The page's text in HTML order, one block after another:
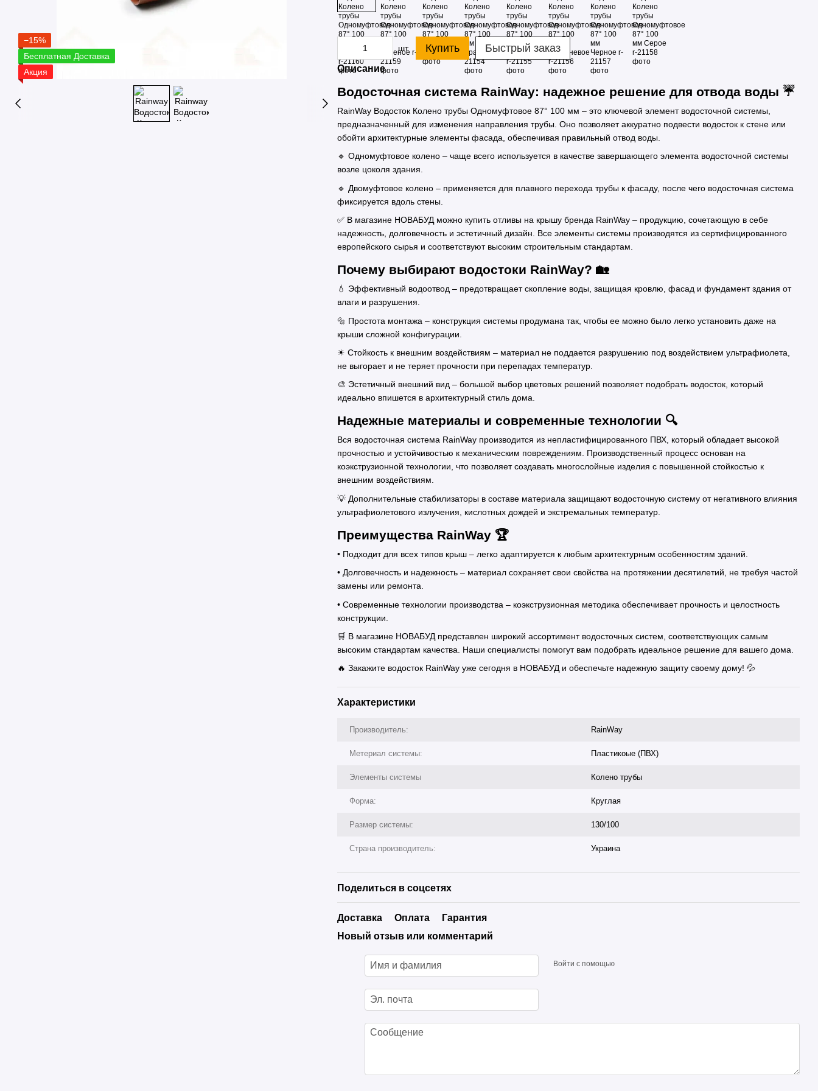
−15%
Бесплатная Доставка
Акция
шт. Купить Быстрый заказ
Описание
Водосточная система RainWay: надежное решение для отвода воды ☔
RainWay Водосток Колено трубы Одномуфтовое 87° 100 мм – это ключевой элемент водосточной системы,
предназначенный для изменения направления трубы. Оно позволяет аккуратно подвести водосток к стене или
обойти архитектурные элементы фасада, обеспечивая правильный отвод воды.
🔹 Одномуфтовое колено – чаще всего используется в качестве завершающего элемента водосточной системы
возле цоколя здания.
🔹 Двомуфтовое колено – применяется для плавного перехода трубы к фасаду, после чего водосточная система
фиксируется вдоль стены.
✅ В магазине НОВАБУД можно купить отливы на крышу бренда RainWay – продукцию, сочетающую в себе
надежность, долговечность и эстетичный дизайн. Все элементы системы производятся из сертифицированного
европейского сырья и соответствуют высоким строительным стандартам.
Почему выбирают водостоки RainWay? 🏡
💧 Эффективный водоотвод – предотвращает скопление воды, защищая кровлю, фасад и фундамент здания от
влаги и разрушения.
🔩 Простота монтажа – конструкция системы продумана так, чтобы ее можно было легко установить даже на
крыши сложной конфигурации.
☀ Стойкость к внешним воздействиям – материал не поддается разрушению под воздействием ультрафиолета,
не выгорает и не теряет прочности при перепадах температур.
🎨 Эстетичный внешний вид – большой выбор цветовых решений позволяет подобрать водосток, который
идеально впишется в архитектурный стиль дома.
Надежные материалы и современные технологии 🔍
Вся водосточная система RainWay производится из непластифицированного ПВХ, который обладает высокой
прочностью и устойчивостью к механическим повреждениям. Производственный процесс основан на
коэкструзионной технологии, что позволяет создавать многослойные изделия с повышенной стойкостью к
внешним воздействиям.
💡 Дополнительные стабилизаторы в составе материала защищают водосточную систему от негативного влияния
ультрафиолетового излучения, кислотных дождей и экстремальных температур.
Преимущества RainWay 🏆
• Подходит для всех типов крыш – легко адаптируется к любым архитектурным особенностям зданий.
• Долговечность и надежность – материал сохраняет свои свойства на протяжении десятилетий, не требуя частой
замены или ремонта.
• Современные технологии производства – коэкструзионная методика обеспечивает прочность и целостность
конструкции.
🛒 В магазине НОВАБУД представлен широкий ассортимент водосточных систем, соответствующих самым
высоким стандартам качества. Наши специалисты помогут вам подобрать идеальное решение для вашего дома.
🔥 Закажите водосток RainWay уже сегодня в НОВАБУД и обеспечьте надежную защиту своему дому! 💦
Характеристики
Производитель: RainWay
Метериал системы: Пластикоые (ПВХ)
Элементы системы Колено трубы
Форма: Круглая
Размер системы: 130/100
Страна производитель: Украина
Поделиться в соцсетях
Доставка Оплата
Гарантия
Новый отзыв или комментарий
Войти с помощью